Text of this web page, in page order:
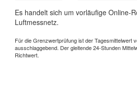
Es handelt sich um vorläufige Online-
Luftmessnetz.
Für die Grenzwertprüfung ist der Tagesmittelwert
ausschlaggebend. Der gleitende 24-Stunden
Richtwert.